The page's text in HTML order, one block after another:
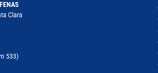
Clara
533)